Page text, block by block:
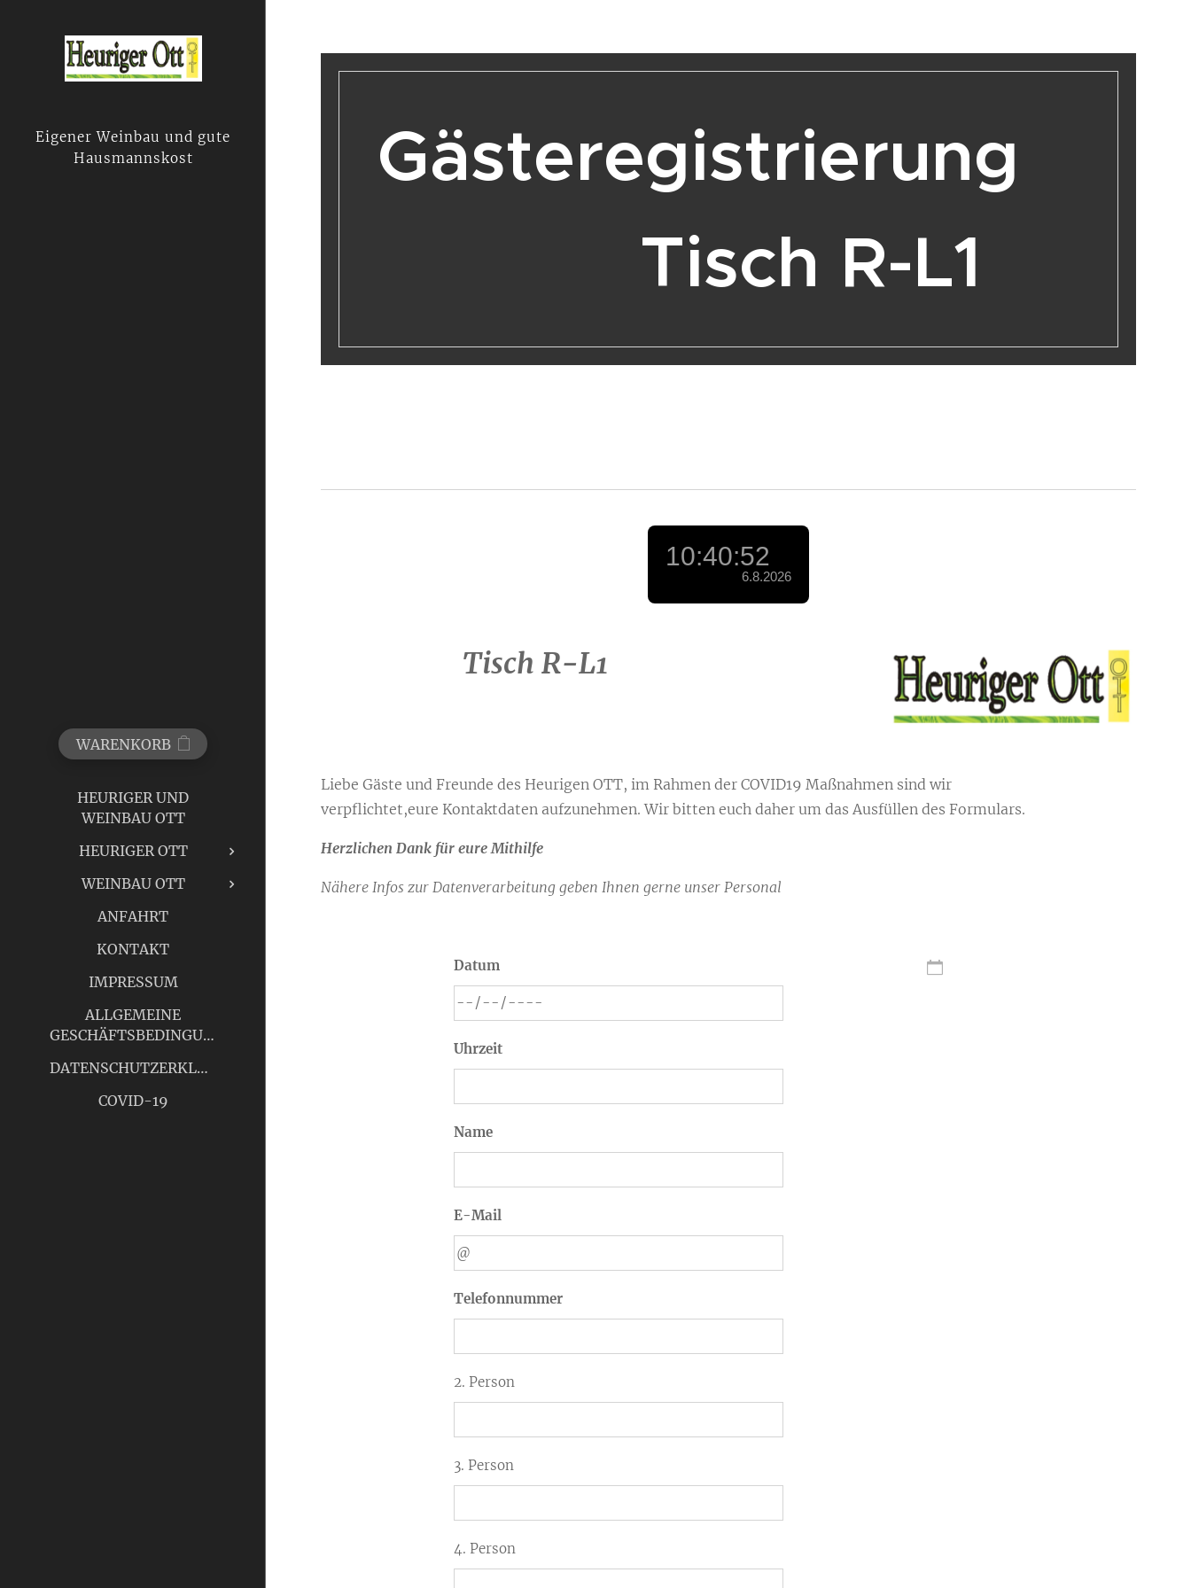
Eigener Weinbau und gute
Hausmannskost
WARENKORB
HEURIGER UND
WEINBAU OTT
HEURIGER OTT
WEINBAU OTT
ANFAHRT
KONTAKT
IMPRESSUM
ALLGEMEINE
GESCHÄFTSBEDINGUNGEN
DATENSCHUTZERKLÄRUNG
COVID-19
Gästeregistrierung
Tisch R-L1
Tisch R-L1
Liebe Gäste und Freunde des Heurigen OTT, im Rahmen der COVID19 Maßnahmen sind wir
verpflichtet,eure Kontaktdaten aufzunehmen. Wir bitten euch daher um das Ausfüllen des Formulars.
Herzlichen Dank für eure Mithilfe
Nähere Infos zur Datenverarbeitung geben Ihnen gerne unser Personal
Datum
Uhrzeit
Name
E-Mail
Telefonnummer
2. Person
3. Person
4. Person